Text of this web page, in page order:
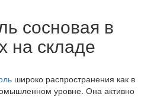
сосновая в
на складе
широко распространения как в
уровне. Она активно